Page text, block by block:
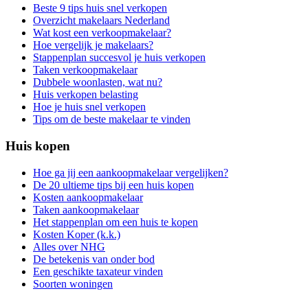
Beste 9 tips huis snel verkopen
Overzicht makelaars Nederland
Wat kost een verkoopmakelaar?
Hoe vergelijk je makelaars?
Stappenplan succesvol je huis verkopen
Taken verkoopmakelaar
Dubbele woonlasten, wat nu?
Huis verkopen belasting
Hoe je huis snel verkopen
Tips om de beste makelaar te vinden
Huis kopen
Hoe ga jij een aankoopmakelaar vergelijken?
De 20 ultieme tips bij een huis kopen
Kosten aankoopmakelaar
Taken aankoopmakelaar
Het stappenplan om een huis te kopen
Kosten Koper (k.k.)
Alles over NHG
De betekenis van onder bod
Een geschikte taxateur vinden
Soorten woningen